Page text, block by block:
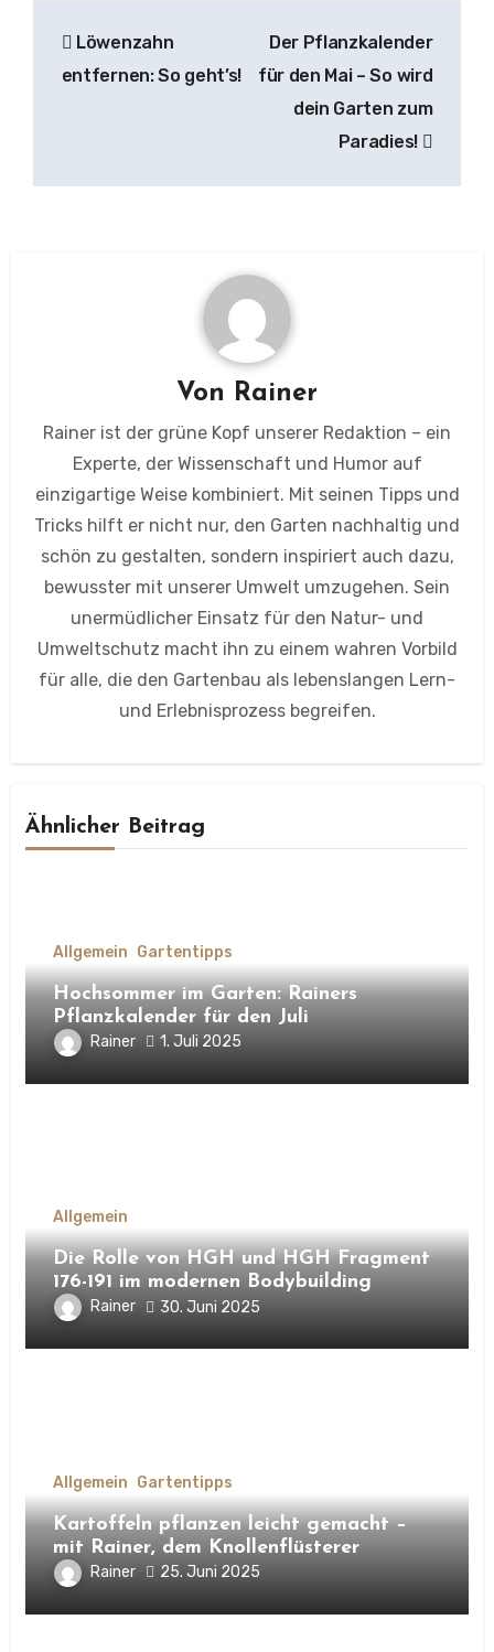
Löwenzahn
entfernen: So geht’s!
Der Pflanzkalender
für den Mai – So wird
dein Garten zum
Paradies!
Von Rainer
Rainer ist der grüne Kopf unserer Redaktion – ein
Experte, der Wissenschaft und Humor auf
einzigartige Weise kombiniert. Mit seinen Tipps und
Tricks hilft er nicht nur, den Garten nachhaltig und
schön zu gestalten, sondern inspiriert auch dazu,
bewusster mit unserer Umwelt umzugehen. Sein
unermüdlicher Einsatz für den Natur- und
Umweltschutz macht ihn zu einem wahren Vorbild
für alle, die den Gartenbau als lebenslangen Lern-
und Erlebnisprozess begreifen.
Ähnlicher Beitrag
Allgemein Gartentipps
Hochsommer im Garten: Rainers
Pflanzkalender für den Juli
Rainer 1. Juli 2025
Allgemein
Die Rolle von HGH und HGH Fragment
176-191 im modernen Bodybuilding
Rainer 30. Juni 2025
Allgemein Gartentipps
Kartoffeln pflanzen leicht gemacht –
mit Rainer, dem Knollenflüsterer
Rainer 25. Juni 2025